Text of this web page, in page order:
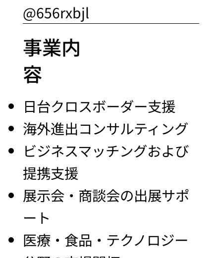
@656rxbjl
事業内
容
日台クロスボーダー支援
海外進出コンサルティング
ビジネスマッチングおよび
提携支援
展示会・商談会の出展サポ
ート
医療・食品・テクノロジー